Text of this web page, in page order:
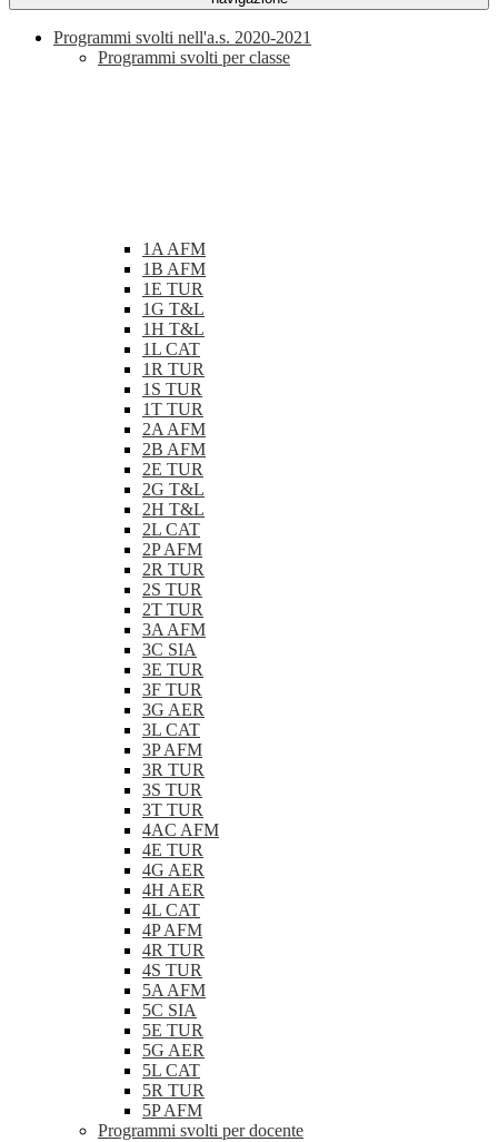
Programmi svolti nell'a.s. 2020-2021
Programmi svolti per classe
1A AFM
1B AFM
1E TUR
1G T&L
1H T&L
1L CAT
1R TUR
1S TUR
1T TUR
2A AFM
2B AFM
2E TUR
2G T&L
2H T&L
2L CAT
2P AFM
2R TUR
2S TUR
2T TUR
3A AFM
3C SIA
3E TUR
3F TUR
3G AER
3L CAT
3P AFM
3R TUR
3S TUR
3T TUR
4AC AFM
4E TUR
4G AER
4H AER
4L CAT
4P AFM
4R TUR
4S TUR
5A AFM
5C SIA
5E TUR
5G AER
5L CAT
5R TUR
5P AFM
Programmi svolti per docente